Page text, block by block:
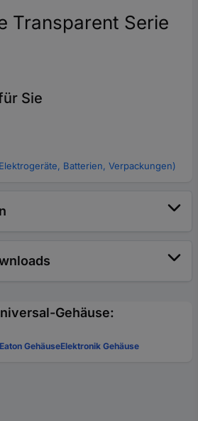
Transparent Serie
Sie
Batterien, Verpackungen)
Gehäuse:
Eaton GehäuseElektronik Gehäuse